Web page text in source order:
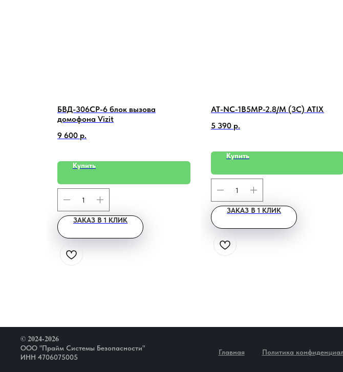
БВД-306CP-6 блок вызова
домофона Vizit
9 600 р.
Купить
ЗАКАЗ В 1 КЛИК
AT-NC-1B5MP-2.8/M (3C) ATIX
5 390 р.
Купить
ЗАКАЗ В 1 КЛИК
© 2024-2026
ООО "Прайм Системы Безопасности"
ИНН 4706075005
Главная Политика